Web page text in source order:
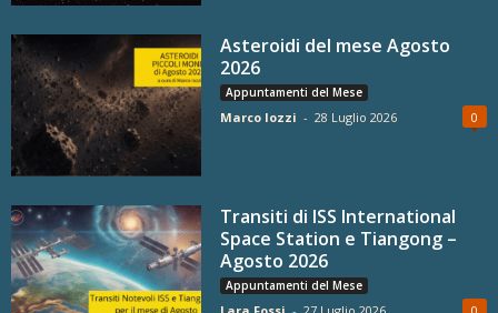
Asteroidi del mese Agosto
2026
Appuntamenti del Mese
Marco Iozzi - 28 Luglio 2026 0
Transiti di ISS International
Space Station e Tiangong –
Agosto 2026
Appuntamenti del Mese